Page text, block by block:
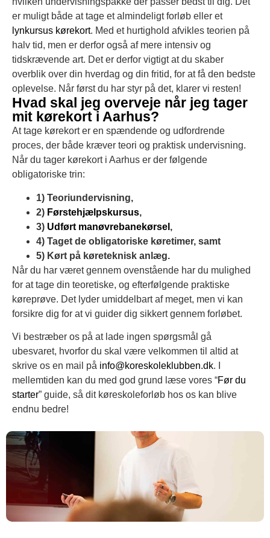
er muligt både at tage et almindeligt forløb eller et
lynkursus kørekort. Med et hurtighold afvikles teorien på
halv tid, men er derfor også af mere intensiv og
tidskrævende art. Det er derfor vigtigt at du skaber
overblik over din hverdag og din fritid, for at få den bedste
oplevelse. Når først du har styr på det, klarer vi resten!
Hvad skal jeg overveje når jeg tager
mit kørekort i Aarhus?
At tage kørekort er en spændende og udfordrende
proces, der både kræver teori og praktisk undervisning.
Når du tager kørekort i Aarhus er der følgende
obligatoriske trin:
1) Teoriundervisning,
2) Førstehjælpskursus,
3) Udført manøvrebanekørsel ,
4) Taget de obligatoriske køretimer, samt
5) Kørt på køreteknisk anlæg.
Når du har været gennem ovenstående har du mulighed
for at tage din teoretiske, og efterfølgende praktiske
køreprøve. Det lyder umiddelbart af meget, men vi kan
forsikre dig for at vi guider dig sikkert gennem forløbet.
Vi bestræber os på at lade ingen spørgsmål gå
ubesvaret, hvorfor du skal være velkommen til altid at
skrive os en mail på info@koreskoleklubben.dk. I
mellemtiden kan du med god grund læse vores “Før du
starter” guide, så dit køreskoleforløb hos os kan blive
endnu bedre!